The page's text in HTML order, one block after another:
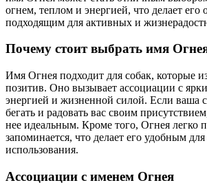
огнем, теплом и энергией, что делает его
подходящим для активных и
Почему стоит выбрать имя
Имя Огнея подходит для собак, которые
позитив. Оно вызывает ассоциации с
энергией и жизненной силой. Если ваша
бегать и радовать вас своим
нее идеальным. Кроме того, Огнея легко
запоминается, что делает его удобным
использования.
Ассоциации с именем Огнея